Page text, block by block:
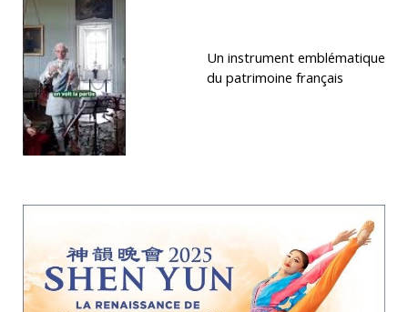
Un instrument emblématique
du patrimoine français